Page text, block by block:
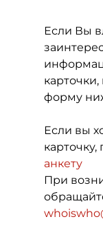
Если Вы
форму
Если вы
анкету
При